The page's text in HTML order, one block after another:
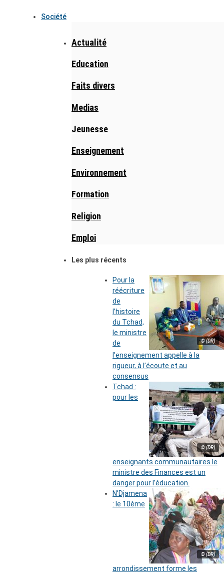
Société
Actualité
Education
Faits divers
Medias
Jeunesse
Enseignement
Environnement
Formation
Religion
Emploi
Les plus récents
© (DR)
Pour la
réécriture
de
l’histoire
du Tchad,
le ministre
de
l’enseignement appelle à la
rigueur, à l’écoute et au
consensus
© (DR)
Tchad :
pour les
enseignants communautaires le
ministre des Finances est un
danger pour l’éducation.
© (DR)
N’Djamena
: le 10ème
arrondissement forme les